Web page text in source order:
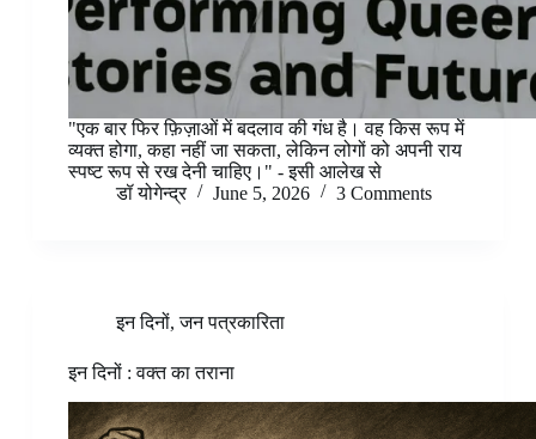
"एक बार फिर फ़िज़ाओं में बदलाव की गंध है। वह किस रूप में
व्यक्त होगा, कहा नहीं जा सकता, लेकिन लोगों को अपनी राय
स्पष्ट रूप से रख देनी चाहिए।" - इसी आलेख से
डॉ योगेन्द्र
June 5, 2026 3 Comments
इन दिनों,जन पत्रकारिता
इन दिनों : वक्त का तराना
r
m
e